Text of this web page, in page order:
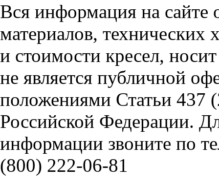
Вся информация на сайте
материалов, технических
и стоимости кресел,
не является публичной
положениями Статьи 437
Российской Федерации.
информации звоните по
(800) 222-06-81